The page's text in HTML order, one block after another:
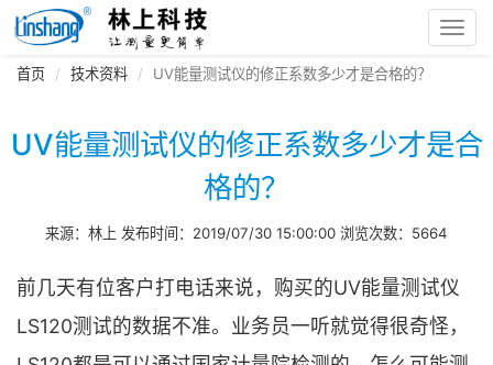
首页 技术资料 UV能量测试仪的修正系数多少才是合格的？
UV能量测试仪的修正系数多少才是合
格的？
来源：林上 发布时间：2019/07/30 15:00:00 浏览次数：5664
前几天有位客户打电话来说，购买的UV能量测试仪
LS120测试的数据不准。业务员一听就觉得很奇怪，